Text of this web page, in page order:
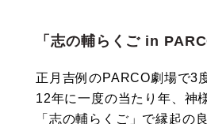
「志の輔らくご in
正月吉例のPARCO劇場で3
12年に一度の当たり年、神
「志の輔らくご」で縁起の